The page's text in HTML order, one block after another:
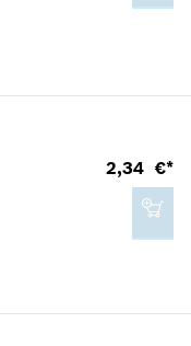
no
compra
pieza
2,34 €*